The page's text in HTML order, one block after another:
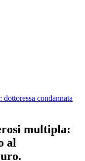
multipla:
al